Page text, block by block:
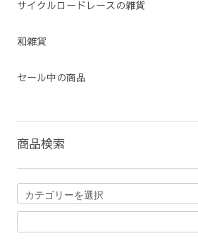
サイクルロードレースの雑貨
和雑貨
セール中の商品
商品検索